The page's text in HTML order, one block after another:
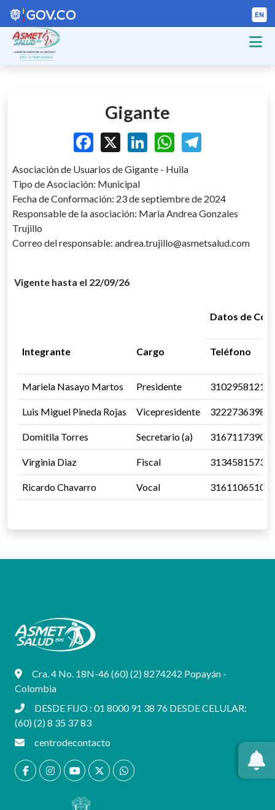
Gigante
Facebook LinkedInWhatsApp
Asociación de Usuarios de Gigante - Huila
Tipo de Asociación: Municipal
Fecha de Conformación: 23 de septiembre de 2024
Responsable de la asociación: Maria Andrea Gonzales
Trujillo
Correo del responsable: andrea.trujillo@asmetsalud.com
Vigente hasta el 22/09/26
Integrante Cargo
Datos de
Teléfono
Mariela Nasayo Martos Presidente 3102958121
Luis Miguel Pineda Rojas Vicepresidente 3222736398
Domitila Torres Secretario (a) 3167117390
Virginia Diaz Fiscal 3134581573
Ricardo Chavarro Vocal 3161106510
Cra. 4 No. 18N-46 (60) (2) 8274242 Popayán -
Colombia
DESDE FIJO : 01 8000 91 38 76 DESDE CELULAR:
(60) (2) 8 35 37 83
centrodecontacto